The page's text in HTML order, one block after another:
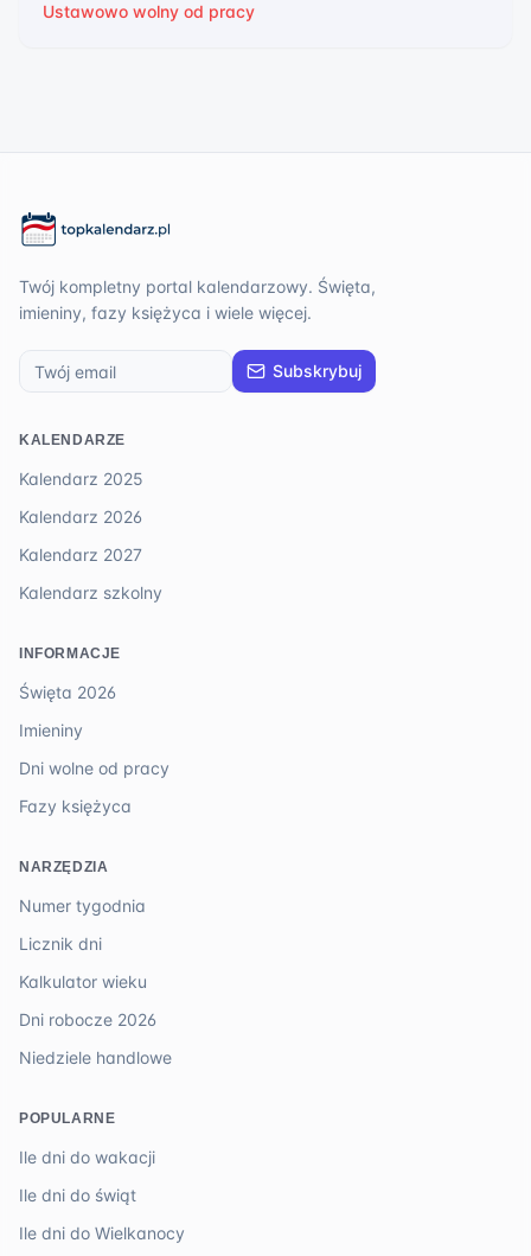
Ustawowo wolny od pracy
Twój kompletny portal kalendarzowy. Święta,
imieniny, fazy księżyca i wiele więcej.
Subskrybuj
KALENDARZE
Kalendarz 2025
Kalendarz 2026
Kalendarz 2027
Kalendarz szkolny
INFORMACJE
Święta 2026
Imieniny
Dni wolne od pracy
Fazy księżyca
NARZĘDZIA
Numer tygodnia
Licznik dni
Kalkulator wieku
Dni robocze 2026
Niedziele handlowe
POPULARNE
Ile dni do wakacji
Ile dni do świąt
Ile dni do Wielkanocy